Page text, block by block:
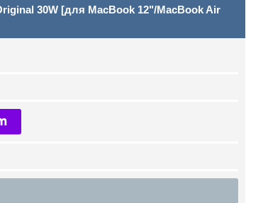
30W [для MacBook 12"/MacBook Air